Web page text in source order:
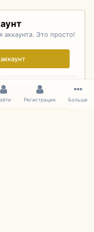
аккаунта. Это просто!
здесь.
Регистрация Больше